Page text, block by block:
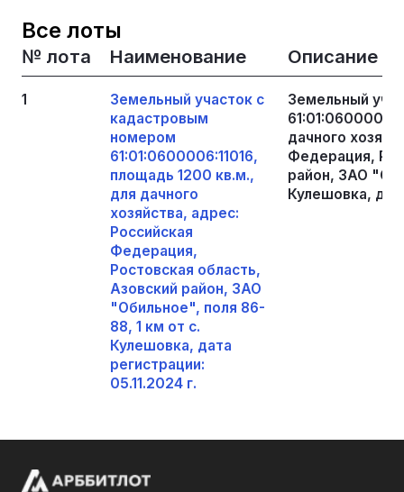
Все лоты
№ лота Наименование Описание
1
Земельный участок с
кадастровым
номером
61:01:0600006:11016,
площадь 1200 кв.м.,
для дачного
хозяйства, адрес:
Российская
Федерация,
Ростовская область,
Азовский район, ЗАО
"Обильное", поля 86-
88, 1 км от с.
Кулешовка, дата
регистрации:
05.11.2024 г.
Земельный
дачного
Федерация,
район, ЗАО
Кулешовка,